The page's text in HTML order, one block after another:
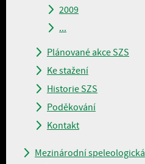
2009
...
Plánované akce SZS
Ke stažení
Historie SZS
Poděkování
Kontakt
Mezinárodní speleologická